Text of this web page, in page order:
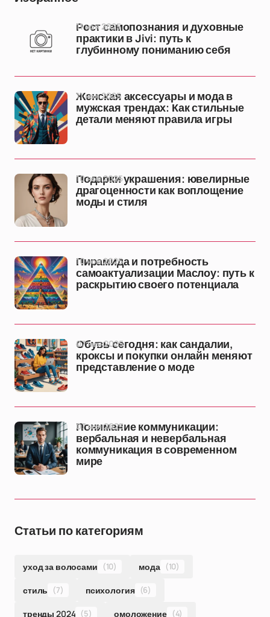
Рост самопознания и духовные
практики в Jivi: путь к
глубинному пониманию себя
11 ноя 2025
Женская аксессуары и мода в
мужская трендах: Как стильные
детали меняют правила игры
11 ноя 2025
Подарки украшения: ювелирные
драгоценности как воплощение
моды и стиля
10 ноя 2025
Пирамида и потребность
самоактуализации Маслоу: путь к
раскрытию своего потенциала
10 ноя 2025
Обувь сегодня: как сандалии,
кроксы и покупки онлайн меняют
представление о моде
07 ноя 2025
Понимание коммуникации:
вербальная и невербальная
коммуникация в современном
мире
07 ноя 2025
Статьи по категориям
уход за волосами (10) мода (10)
стиль (7) психология (6)
тренды 2024 (5) омоложение (4)